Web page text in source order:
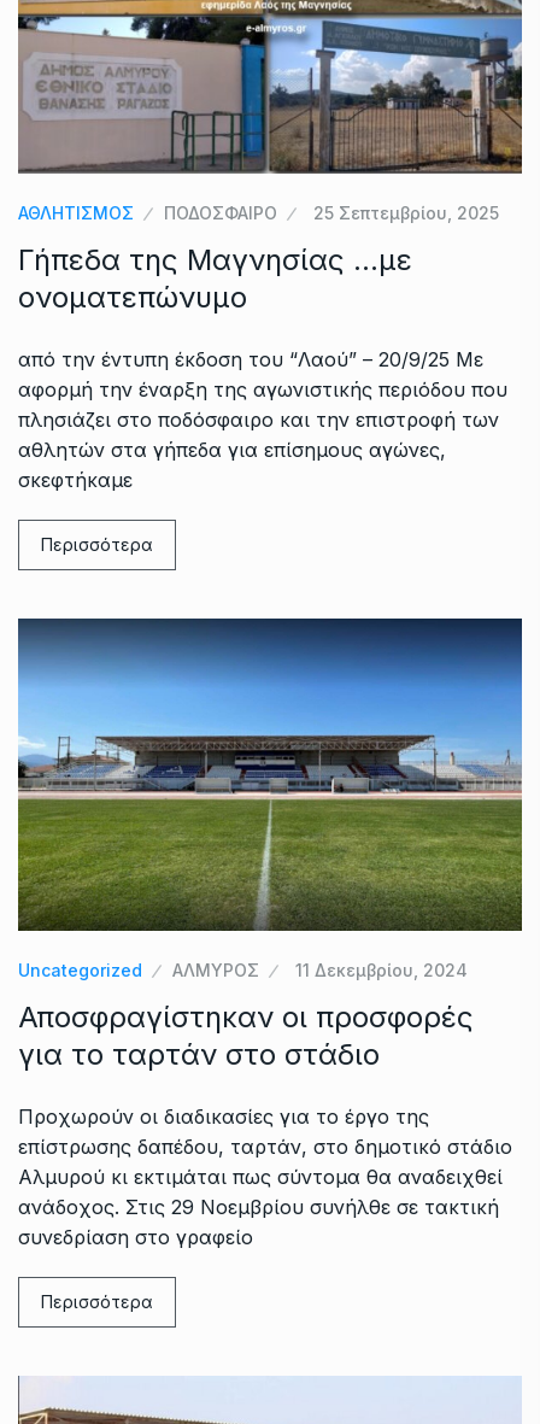
ΑΘΛΗΤΙΣΜΟΣ ΠΟΔΟΣΦΑΙΡΟ 25 Σεπτεμβρίου, 2025
Γήπεδα της Μαγνησίας …με
ονοματεπώνυμο
από την έντυπη έκδοση του “Λαού” – 20/9/25 Με
αφορμή την έναρξη της αγωνιστικής περιόδου που
πλησιάζει στο ποδόσφαιρο και την επιστροφή των
αθλητών στα γήπεδα για επίσημους αγώνες,
σκεφτήκαμε
Περισσότερα
Uncategorized ΑΛΜΥΡΟΣ 11 Δεκεμβρίου, 2024
Αποσφραγίστηκαν οι προσφορές
για το ταρτάν στο στάδιο
Προχωρούν οι διαδικασίες για το έργο της
επίστρωσης δαπέδου, ταρτάν, στο δημοτικό στάδιο
Αλμυρού κι εκτιμάται πως σύντομα θα αναδειχθεί
ανάδοχος. Στις 29 Νοεμβρίου συνήλθε σε τακτική
συνεδρίαση στο γραφείο
Περισσότερα